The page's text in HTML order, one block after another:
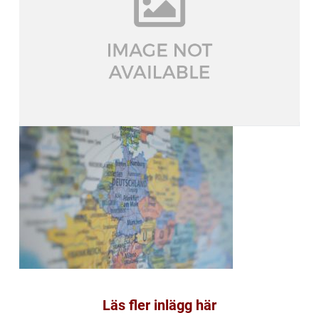
Läs fler inlägg här